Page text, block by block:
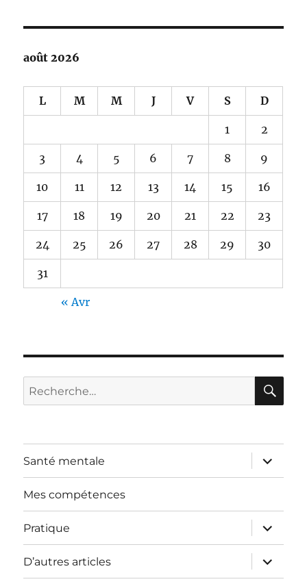
août 2026
L M M J V S D
1 2
3 4 5 6 7 8 9
10 11 12 13 14 15 16
17 18 19 20 21 22 23
24 25 26 27 28 29 30
31
« Avr
Recherche
pour :
Santé mentale
ouvrir
le
sous-
Mes compétences
Pratique
ouvrir
le
sous-
menu
D’autres articles
ouvrir
le
sous-